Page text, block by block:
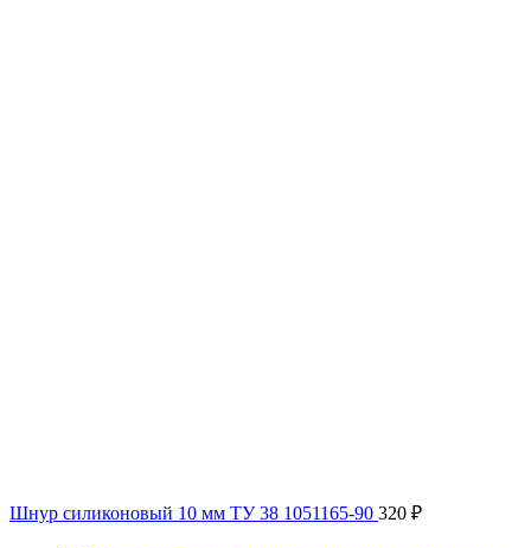
Шнур силиконовый 10 мм ТУ 38 1051165-90 320 ₽